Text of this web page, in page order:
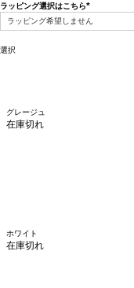
ラッピング選択はこちら
(必
選択
グレージュ
在庫切れ
ホワイト
在庫切れ